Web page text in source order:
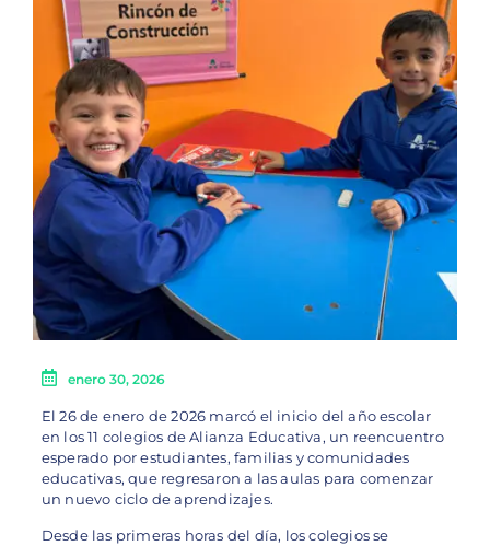
enero 30, 2026
El 26 de enero de 2026 marcó el inicio del año escolar
en los 11 colegios de Alianza Educativa, un reencuentro
esperado por estudiantes, familias y comunidades
educativas, que regresaron a las aulas para comenzar
un nuevo ciclo de aprendizajes.
Desde las primeras horas del día, los colegios se